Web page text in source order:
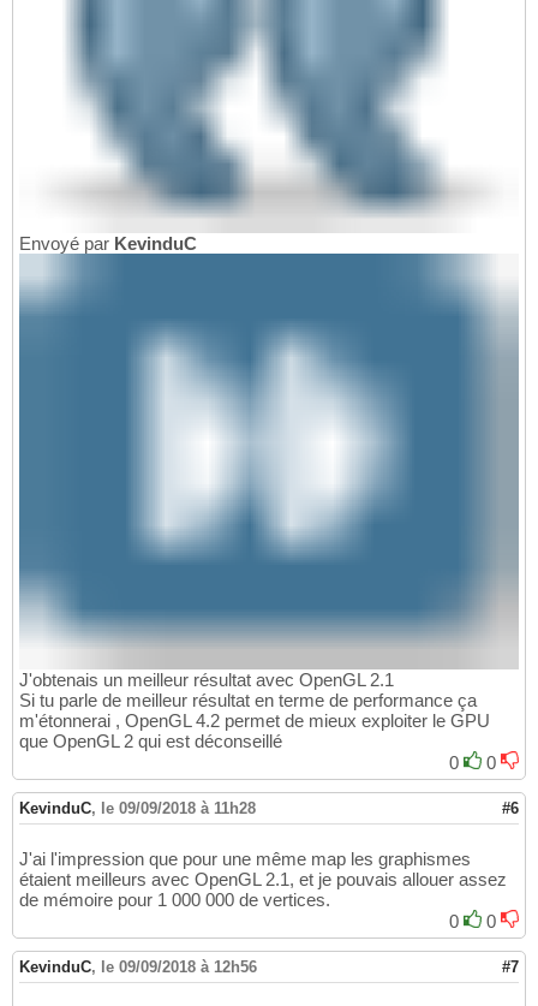
Envoyé par KevinduC
J'obtenais un meilleur résultat avec OpenGL 2.1
Si tu parle de meilleur résultat en terme de performance ça
m'étonnerai , OpenGL 4.2 permet de mieux exploiter le GPU
que OpenGL 2 qui est déconseillé
0
0
KevinduC, le 09/09/2018 à 11h28 #6
J'ai l'impression que pour une même map les graphismes
étaient meilleurs avec OpenGL 2.1, et je pouvais allouer assez
de mémoire pour 1 000 000 de vertices.
0
0
KevinduC, le 09/09/2018 à 12h56 #7